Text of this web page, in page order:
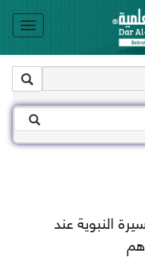
النبوية عند